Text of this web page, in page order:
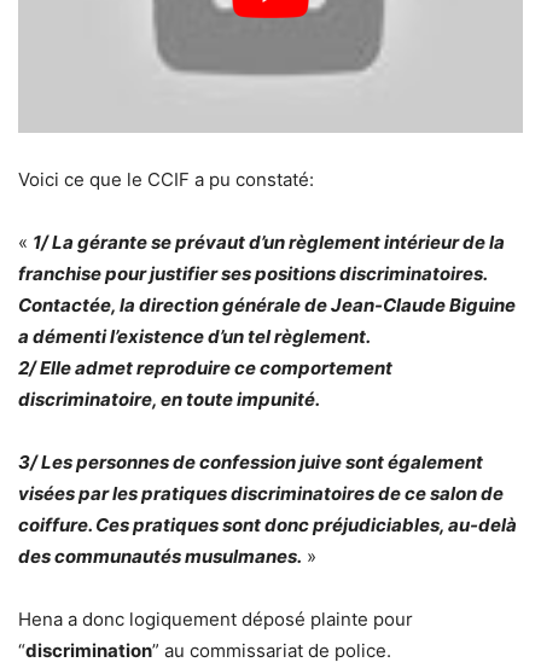
Voici ce que le CCIF a pu constaté:
« 1/ La gérante se prévaut d’un règlement intérieur de la
franchise pour justifier ses positions discriminatoires.
Contactée, la direction générale de Jean-Claude Biguine
a démenti l’existence d’un tel règlement.
2/ Elle admet reproduire ce comportement
discriminatoire, en toute impunité.
3/ Les personnes de confession juive sont également
visées par les pratiques discriminatoires de ce salon de
coiffure. Ces pratiques sont donc préjudiciables, au-delà
des communautés musulmanes. »
Hena a donc logiquement déposé plainte pour
“discrimination” au commissariat de police.